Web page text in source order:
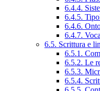
6.4.4.
6.4.5.
6.4.6.
6.4.7.
6.5. Scrittura e
6.5.1.
6.5.2. Le
6.5.3.
6.5.4.